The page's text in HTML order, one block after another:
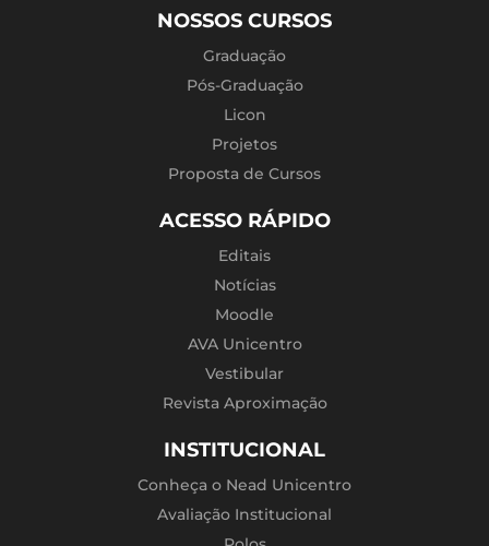
NOSSOS CURSOS
Graduação
Pós-Graduação
Licon
Projetos
Proposta de Cursos
ACESSO RÁPIDO
Editais
Notícias
Moodle
AVA Unicentro
Vestibular
Revista Aproximação
INSTITUCIONAL
Conheça o Nead Unicentro
Avaliação Institucional